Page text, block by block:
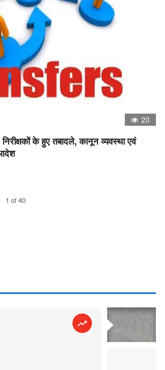
20
के हुए तबादले, कानून व्यवस्था एवं
1 of40
राष्ट्रीय